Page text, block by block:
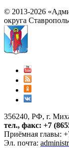
© 2013-2026
округа
356240, РФ, г.
тел., факс: +7
Приёмная главы:
Эл. почта: